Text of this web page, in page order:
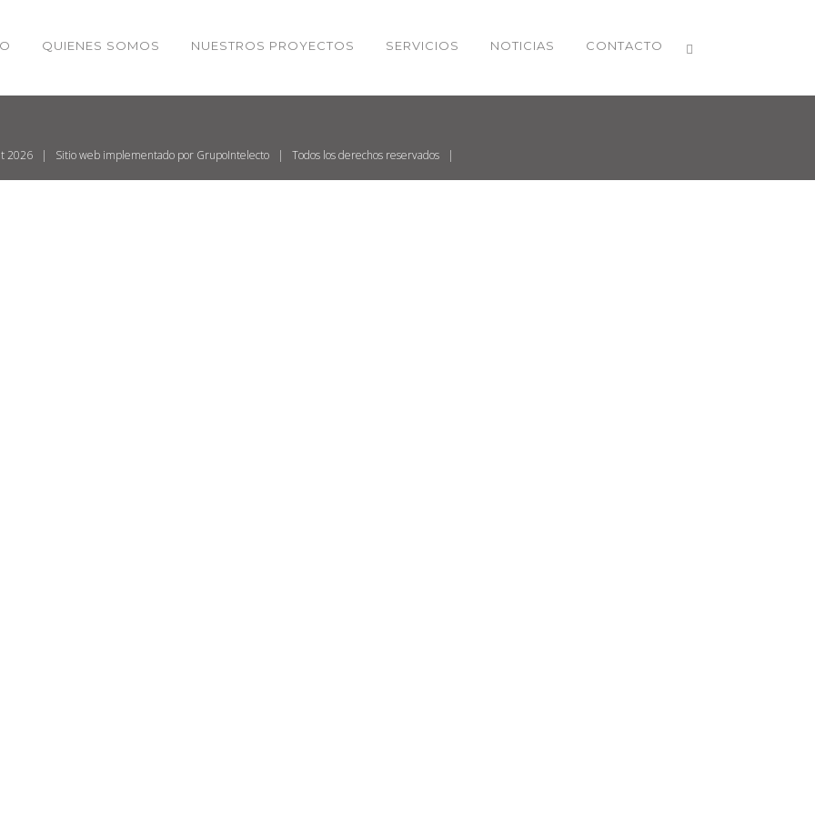
QUIENES SOMOS NUESTROS PROYECTOS SERVICIOS NOTICIAS CONTACTO
Checkout
2026 | Sitio web implementado por GrupoIntelecto| Todos los derechos reservados |